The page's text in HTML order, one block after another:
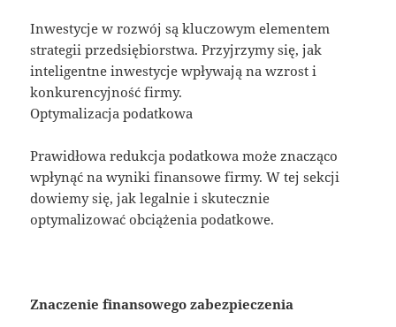
Inwestycje w rozwój są kluczowym elementem
strategii przedsiębiorstwa. Przyjrzymy się, jak
inteligentne inwestycje wpływają na wzrost i
konkurencyjność firmy.
Optymalizacja podatkowa
Prawidłowa redukcja podatkowa może znacząco
wpłynąć na wyniki finansowe firmy. W tej sekcji
dowiemy się, jak legalnie i skutecznie
optymalizować obciążenia podatkowe.
Znaczenie finansowego zabezpieczenia